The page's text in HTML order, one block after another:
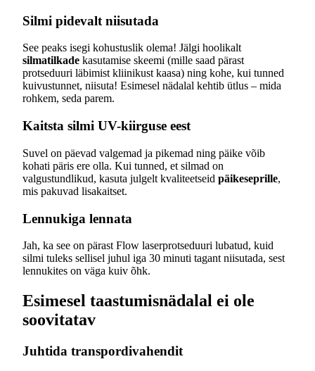
Silmi pidevalt niisutada
See peaks isegi kohustuslik olema! Jälgi hoolikalt
silmatilkade kasutamise skeemi (mille saad pärast
protseduuri läbimist kliinikust kaasa) ning kohe, kui tunned
kuivustunnet, niisuta! Esimesel nädalal kehtib ütlus – mida
rohkem, seda parem.
Kaitsta silmi UV-kiirguse eest
Suvel on päevad valgemad ja pikemad ning päike võib
kohati päris ere olla. Kui tunned, et silmad on
valgustundlikud, kasuta julgelt kvaliteetseid päikeseprille,
mis pakuvad lisakaitset.
Lennukiga lennata
Jah, ka see on pärast Flow laserprotseduuri lubatud, kuid
silmi tuleks sellisel juhul iga 30 minuti tagant niisutada, sest
lennukites on väga kuiv õhk.
Esimesel taastumisnädalal ei ole
soovitatav
Juhtida transpordivahendit